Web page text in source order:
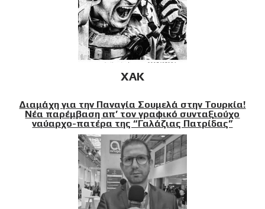
XAK
Διαμάχη για την Παναγία Σουμελά στην Τουρκία!
Νέα παρέμβαση απ’ τον γραφικό συνταξιούχο
ναύαρχο-πατέρα της “Γαλάζιας Πατρίδας”